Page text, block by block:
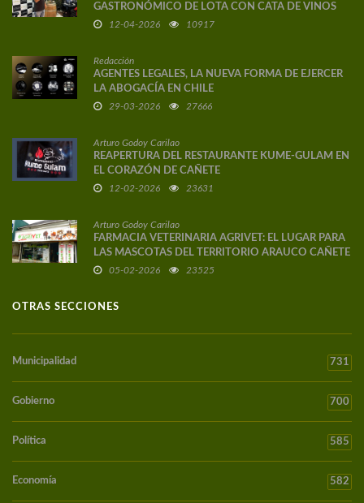
GASTRONÓMICO DE LOTA CON CATA DE VINOS
DE AUTOR
12-04-2026 10917
Redacción
AGENTES LEGALES, LA NUEVA FORMA DE EJERCER
LA ABOGACÍA EN CHILE
29-03-2026 27666
Arturo Godoy Carilao
REAPERTURA DEL RESTAURANTE KUME-GULAM EN
EL CORAZÓN DE CAÑETE
12-02-2026 23631
Arturo Godoy Carilao
FARMACIA VETERINARIA AGRIVET: EL LUGAR PARA
LAS MASCOTAS DEL TERRITORIO ARAUCO CAÑETE
05-02-2026 23525
OTRAS SECCIONES
Municipalidad 731
Gobierno 700
Política 585
Economía 582